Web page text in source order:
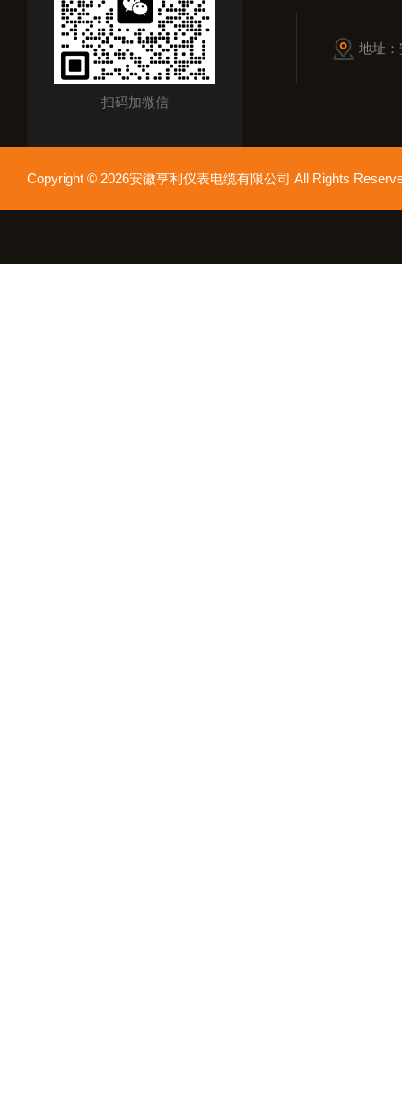
扫码加微信
地址
Copyright © 2026安徽亨利仪表电缆有限公司 All Rights